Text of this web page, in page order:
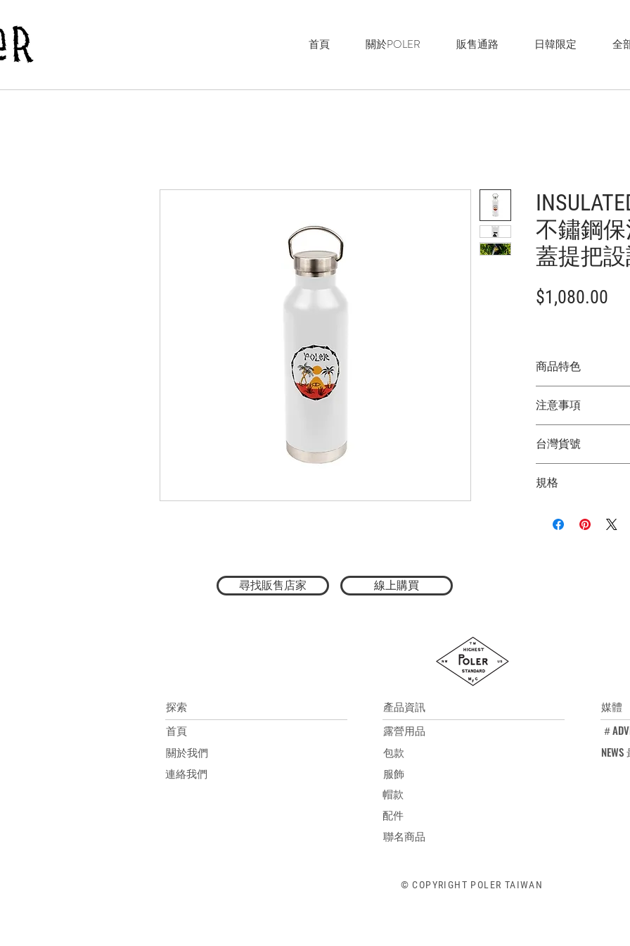
首頁 關於POLER 販售通路 日韓限定 全
不鏽鋼
蓋提把
$1,080.00
商品特色
符合人體工學，好
戶外旅行必備
寬口徑，可直接放
注意事項
品顏色為主
★尺寸因平量時會
台灣貨號
規格
尋找販售店家 線上購買
探索
首頁
關於我們
連絡我們
產品資訊
露營用品
包款
服飾
帽款
媒體
＃
配件
聯名商品
© COPYRIGHT POLER TAIWAN